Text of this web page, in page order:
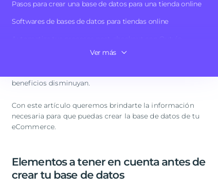
Pasos para crear una base de datos para una tienda online
Softwares de bases de datos para tiendas online
Ver más
Necesitarás utilizarla para gestionar tu catálogo
beneficios disminuyan.
Con este artículo queremos brindarte la información
necesaria para que puedas crear la base de datos de tu
eCommerce.
Elementos a tener en cuenta antes de
crear tu base de datos